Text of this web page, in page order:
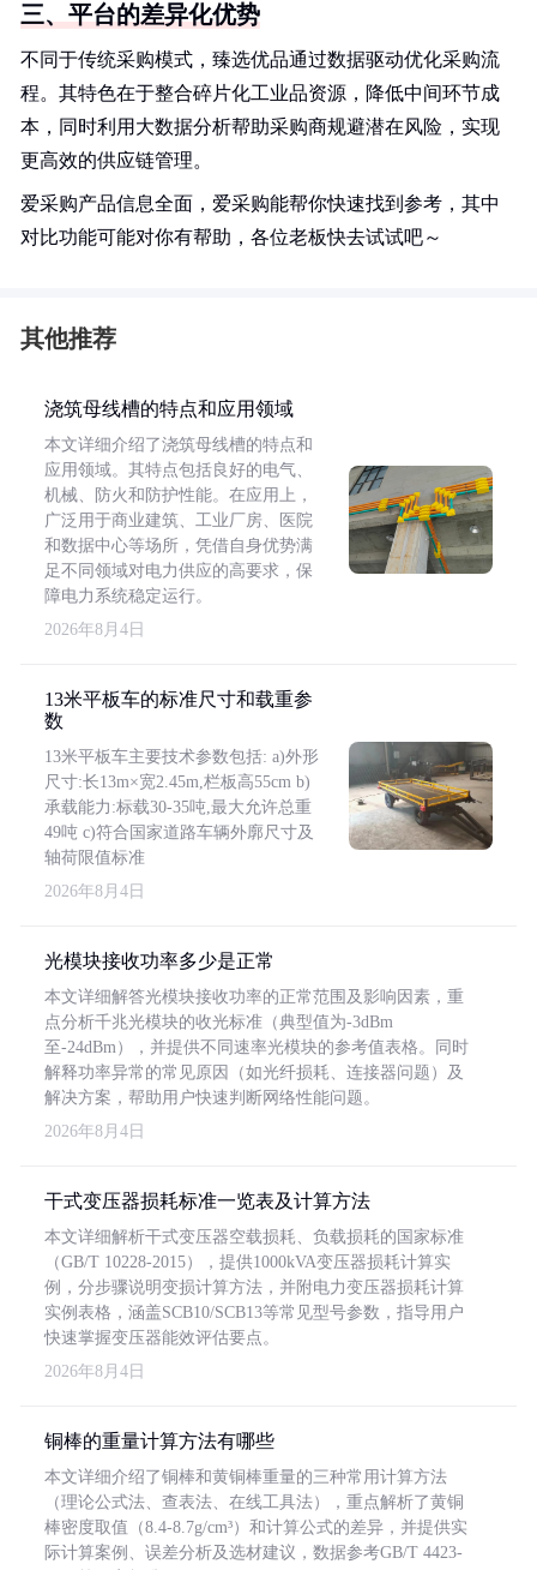
三、平台的差异化优势
不同于传统采购模式，臻选优品通过数据驱动优化采购流
程。其特色在于整合碎片化工业品资源，降低中间环节成
本，同时利用大数据分析帮助采购商规避潜在风险，实现
更高效的供应链管理。
爱采购产品信息全面，爱采购能帮你快速找到参考，其中
对比功能可能对你有帮助，各位老板快去试试吧～
其他推荐
浇筑母线槽的特点和应用领域
本文详细介绍了浇筑母线槽的特点和
应用领域。其特点包括良好的电气、
机械、防火和防护性能。在应用上，
广泛用于商业建筑、工业厂房、医院
和数据中心等场所，凭借自身优势满
足不同领域对电力供应的高要求，保
障电力系统稳定运行。
2026年8月4日
13米平板车的标准尺寸和载重参
数
13米平板车主要技术参数包括: a)外形
尺寸:长13m×宽2.45m,栏板高55cm b)
承载能力:标载30-35吨,最大允许总重
49吨 c)符合国家道路车辆外廓尺寸及
轴荷限值标准
2026年8月4日
光模块接收功率多少是正常
本文详细解答光模块接收功率的正常范围及影响因素，重
点分析千兆光模块的收光标准（典型值为-3dBm
至-24dBm），并提供不同速率光模块的参考值表格。同时
解释功率异常的常见原因（如光纤损耗、连接器问题）及
解决方案，帮助用户快速判断网络性能问题。
2026年8月4日
干式变压器损耗标准一览表及计算方法
本文详细解析干式变压器空载损耗、负载损耗的国家标准
（GB/T 10228-2015），提供1000kVA变压器损耗计算实
例，分步骤说明变损计算方法，并附电力变压器损耗计算
实例表格，涵盖SCB10/SCB13等常见型号参数，指导用户
快速掌握变压器能效评估要点。
2026年8月4日
铜棒的重量计算方法有哪些
本文详细介绍了铜棒和黄铜棒重量的三种常用计算方法
（理论公式法、查表法、在线工具法），重点解析了黄铜
棒密度取值（8.4-8.7g/cm³）和计算公式的差异，并提供实
际计算案例、误差分析及选材建议，数据参考GB/T 4423-